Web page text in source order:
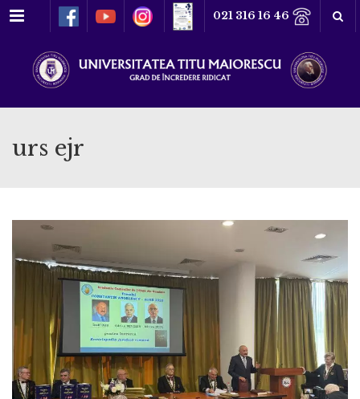
Meniu 021 316 16 46
urs ejr